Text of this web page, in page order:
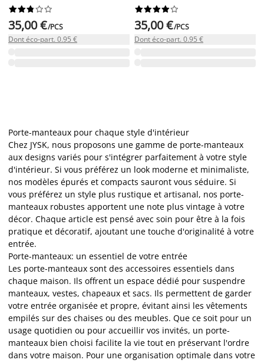






35,00 €/PCS
Dont éco-part. 0.95 €






35,00 €/PCS
Dont éco-part. 0.95 €
Porte-manteaux pour chaque style d'intérieur
Chez JYSK, nous proposons une gamme de porte-manteaux
aux designs variés pour s'intégrer parfaitement à votre style
d'intérieur. Si vous préférez un look moderne et minimaliste,
nos modèles épurés et compacts sauront vous séduire. Si
vous préférez un style plus rustique et artisanal, nos porte-
manteaux robustes apportent une note plus vintage à votre
décor. Chaque article est pensé avec soin pour être à la fois
pratique et décoratif, ajoutant une touche d'originalité à votre
entrée.
Porte-manteaux: un essentiel de votre entrée
Les porte-manteaux sont des accessoires essentiels dans
chaque maison. Ils offrent un espace dédié pour suspendre
manteaux, vestes, chapeaux et sacs. Ils permettent de garder
votre entrée organisée et propre, évitant ainsi les vêtements
empilés sur des chaises ou des meubles. Que ce soit pour un
usage quotidien ou pour accueillir vos invités, un porte-
manteaux bien choisi facilite la vie tout en préservant l'ordre
dans votre maison. Pour une organisation optimale dans votre